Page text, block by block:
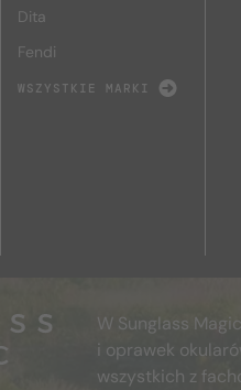
Dita
Fendi
WSZYSTKIE MARKI
W Sunglass
i oprawek
wszystkich z